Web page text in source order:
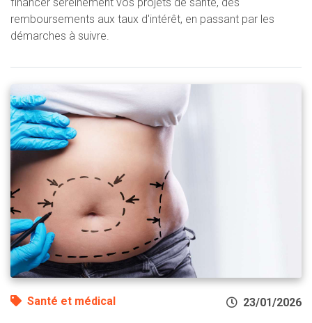
remboursements aux taux d'intérêt, en passant par les
démarches à suivre.
Santé et médical 23/01/2026